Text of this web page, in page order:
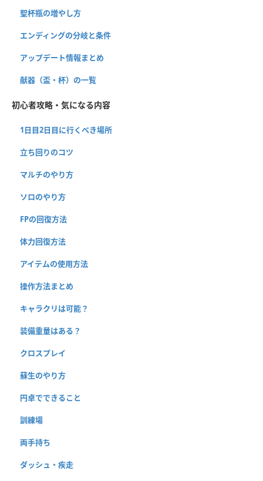
聖杯瓶の増やし方
エンディングの分岐と条件
アップデート情報まとめ
献器（盃・杯）の一覧
初心者攻略・気になる内容
1日目2日目に行くべき場所
立ち回りのコツ
マルチのやり方
ソロのやり方
FPの回復方法
体力回復方法
アイテムの使用方法
操作方法まとめ
キャラクリは可能？
装備重量はある？
クロスプレイ
蘇生のやり方
円卓でできること
訓練場
両手持ち
ダッシュ・疾走